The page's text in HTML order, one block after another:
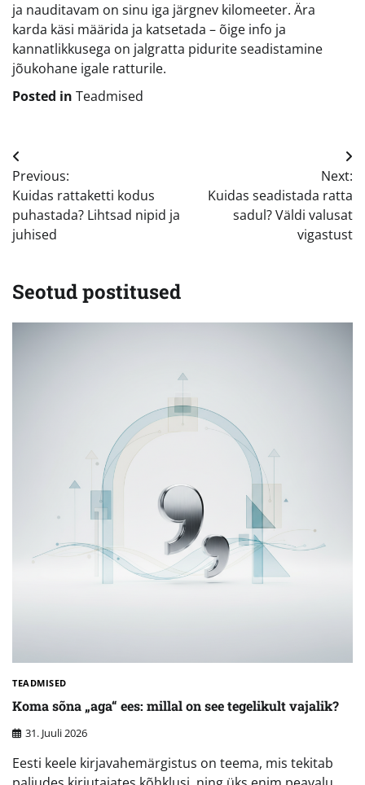
ja nauditavam on sinu iga järgnev kilomeeter. Ära
karda käsi määrida ja katsetada – õige info ja
kannatlikkusega on jalgratta pidurite seadistamine
jõukohane igale ratturile.
Posted in Teadmised
Navigeerimine
Previous:
Kuidas rattaketti kodus
puhastada? Lihtsad nipid ja
juhised
Next:
Kuidas seadistada ratta
sadul? Väldi valusat
vigastust
Seotud postitused
TEADMISED
Koma sõna „aga“ ees: millal on see tegelikult vajalik?
31. Juuli 2026
Eesti keele kirjavahemärgistus on teema, mis tekitab